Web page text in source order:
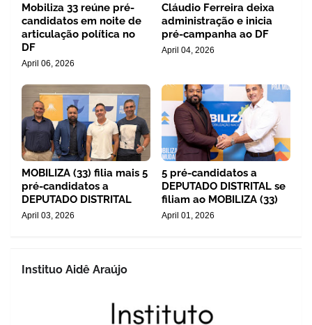
Mobiliza 33 reúne pré-
candidatos em noite de
articulação política no
DF
April 06, 2026
Cláudio Ferreira deixa
administração e inicia
pré-campanha ao DF
April 04, 2026
MOBILIZA (33) filia mais 5
pré-candidatos a
DEPUTADO DISTRITAL
April 03, 2026
5 pré-candidatos a
DEPUTADO DISTRITAL se
filiam ao MOBILIZA (33)
April 01, 2026
Instituo Aidê Araújo